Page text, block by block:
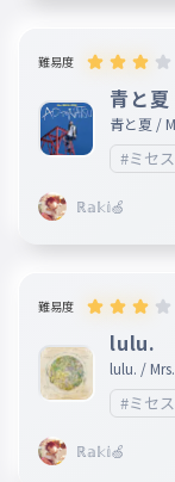
難易度
青と夏
青と夏 /
#ミセス
ℝ𝕒𝕜𝕚🍏
難易度
lulu.
lulu. /
#ミセス
ℝ𝕒𝕜𝕚🍏